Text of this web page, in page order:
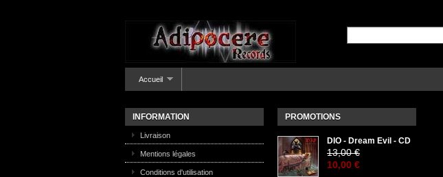
Accueil
INFORMATION
Livraison
Mentions légales
Conditions d'utilisation
PROMOTIONS
DIO - Dream Evil - CD
13,00 €
10,00 €